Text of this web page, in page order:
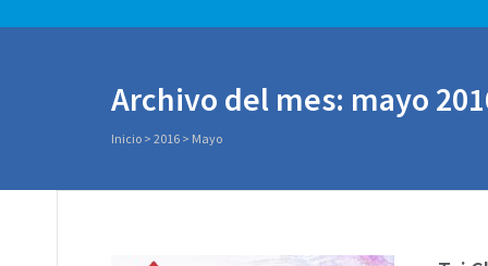
Archivo del mes: mayo
Inicio > 2016 > Mayo